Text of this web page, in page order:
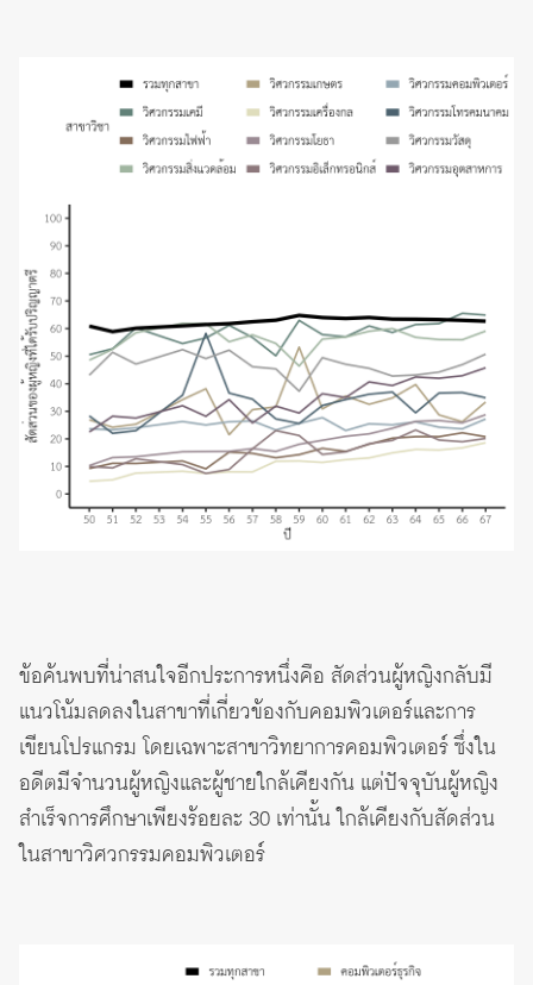
ข้อค้นพบที่น่าสนใจอีกประการหนึ่งคือ สัดส่วนผู้หญิงกลับมี
แนวโน้มลดลงในสาขาที่เกี่ยวข้องกับคอมพิวเตอร์และการ
เขียนโปรแกรม โดยเฉพาะสาขาวิทยาการคอมพิวเตอร์ ซึ่งใน
อดีตมีจำนวนผู้หญิงและผู้ชายใกล้เคียงกัน แต่ปัจจุบันผู้หญิง
สำเร็จการศึกษาเพียงร้อยละ 30 เท่านั้น ใกล้เคียงกับสัดส่วน
ในสาขาวิศวกรรมคอมพิวเตอร์